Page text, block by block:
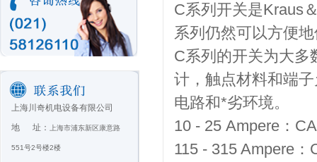
上海川奇机电设备有限公司
地 址：
上海市浦东新区康意路
551号2号楼2楼
C系列开关是Kraus
系列仍然可以方便
C系列的开关为大多
计，触点材料和端
电路和*劣环境。
10 - 25 Ampere：
115 - 315 Ampere